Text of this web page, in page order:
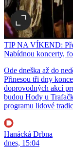
TIP NA VÍKEND:
Nabídnou koncerty,
Ode dneška až do
Přinesou tři dny
doprovodných akcí
budou Hody u
programu lidové
Hanácká Drbna
dnes, 15:04